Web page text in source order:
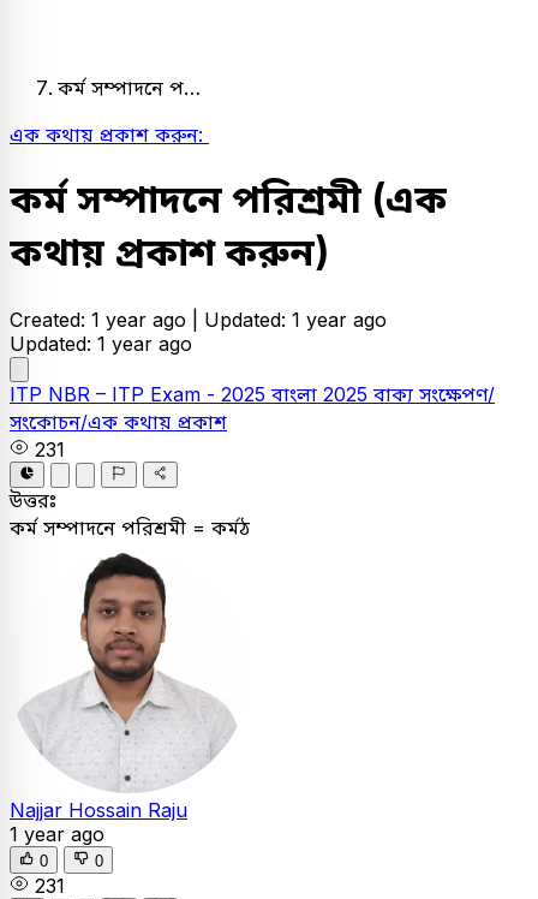
কর্ম সম্পাদনে প…
এক কথায় প্রকাশ করুন:
কর্ম সম্পাদনে পরিশ্রমী (এক
কথায় প্রকাশ করুন)
Created: 1 year ago | Updated: 1 year ago
Updated: 1 year ago
ITP NBR – ITP Exam - 2025 বাংলা 2025 বাক্য সংক্ষেপণ/
সংকোচন/এক কথায় প্রকাশ
231
উত্তরঃ
কর্ম সম্পাদনে পরিশ্রমী = কর্মঠ
Najjar Hossain Raju
1 year ago
0 0
231